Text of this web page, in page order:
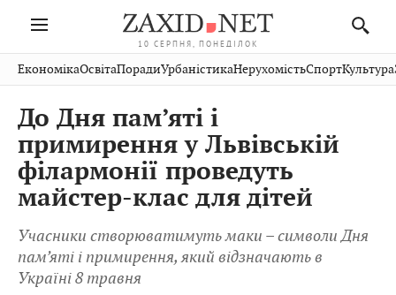
10 СЕРПНЯ, ПОНЕДІЛОК
Івано-
Франківськ
Тернопіль
Волинь
Закарпаття
Рівне
Шептицький
Стрий
Хмельницький
Вінниця
Публікації
Авто СловкоКультура
ФотоОсвітаНерухомість
Домашні
ЕкономікаОсвітаПорадиУрбаністикаНерухомістьСпортКультура
До Дня пам’яті і
примирення у Львівській
філармонії проведуть
майстер-клас для дітей
Учасники створюватимуть маки – символи Дня
пам’яті і примирення, який відзначають в
Україні 8 травня